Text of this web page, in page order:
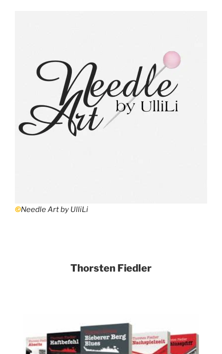
©Needle Art by UlliLi
Thorsten Fiedler